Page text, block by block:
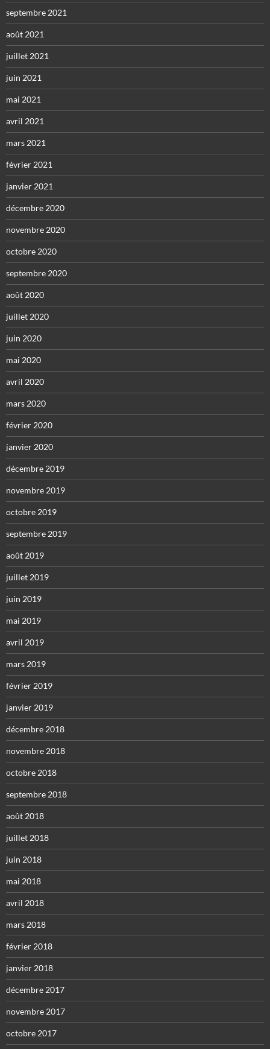
septembre 2021
août 2021
juillet 2021
juin 2021
mai 2021
avril 2021
mars 2021
février 2021
janvier 2021
décembre 2020
novembre 2020
octobre 2020
septembre 2020
août 2020
juillet 2020
juin 2020
mai 2020
avril 2020
mars 2020
février 2020
janvier 2020
décembre 2019
novembre 2019
octobre 2019
septembre 2019
août 2019
juillet 2019
juin 2019
mai 2019
avril 2019
mars 2019
février 2019
janvier 2019
décembre 2018
novembre 2018
octobre 2018
septembre 2018
août 2018
juillet 2018
juin 2018
mai 2018
avril 2018
mars 2018
février 2018
janvier 2018
décembre 2017
novembre 2017
octobre 2017